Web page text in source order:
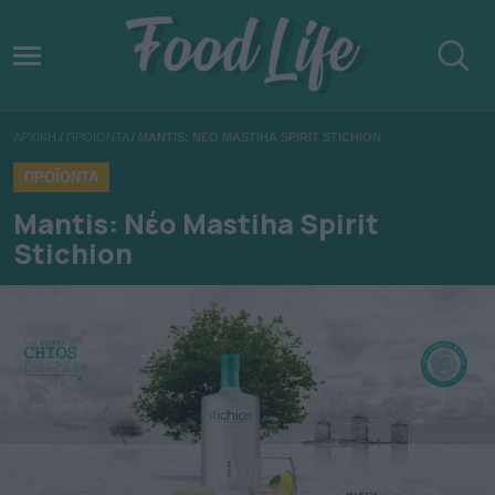
ΑΡΧΙΚΗ / ΠΡΟΪΟΝΤΑ / MANTIS: ΝΕΟ MASTIHA SPIRIT STICHION
ΠΡΟΪΟΝΤΑ
Mantis: Νέο Mastiha Spirit
Stichion